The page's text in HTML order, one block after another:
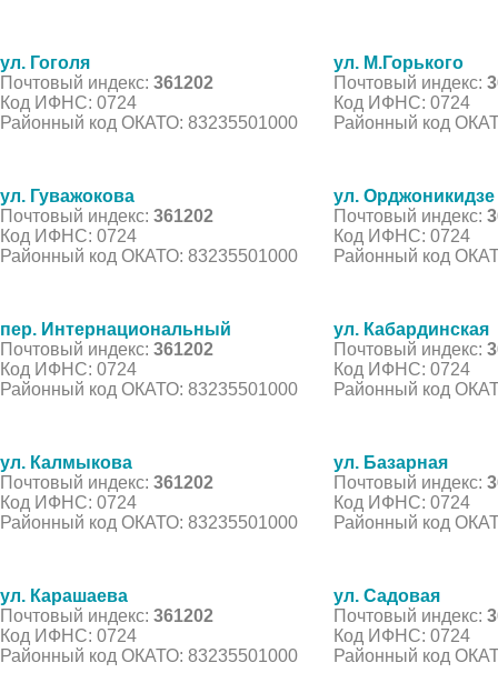
ул. Гоголя
Почтовый индекс: 361202
Код ИФНС: 0724
Районный код ОКАТО: 83235501000
ул. М.Горького
Почтовый индекс:
Код ИФНС: 0724
Районный код
ул. Гуважокова
Почтовый индекс: 361202
Код ИФНС: 0724
Районный код ОКАТО: 83235501000
ул. Орджоникидзе
Почтовый индекс:
Код ИФНС: 0724
Районный код
пер. Интернациональный
Почтовый индекс: 361202
Код ИФНС: 0724
Районный код ОКАТО: 83235501000
ул. Кабардинская
Почтовый индекс:
Код ИФНС: 0724
Районный код
ул. Калмыкова
Почтовый индекс: 361202
Код ИФНС: 0724
Районный код ОКАТО: 83235501000
ул. Базарная
Почтовый индекс:
Код ИФНС: 0724
Районный код
ул. Карашаева
Почтовый индекс: 361202
Код ИФНС: 0724
Районный код ОКАТО: 83235501000
ул. Садовая
Почтовый индекс:
Код ИФНС: 0724
Районный код